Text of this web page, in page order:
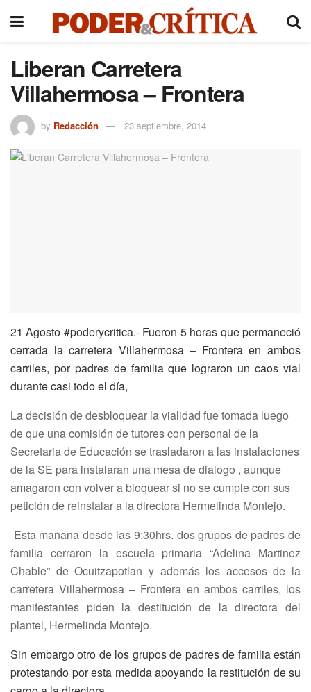
Liberan Carretera
Villahermosa – Frontera
by Redacción 23 septiembre, 2014
21 Agosto #poderycritica.- Fueron 5 horas que permaneció
cerrada la carretera Villahermosa – Frontera en ambos
carriles, por padres de familia que lograron un caos vial
durante casi todo el día,
La decisión de desbloquear la vialidad fue tomada luego
de que una comisión de tutores con personal de la
Secretaria de Educación se trasladaron a las instalaciones
de la SE para instalaran una mesa de dialogo , aunque
amagaron con volver a bloquear si no se cumple con sus
petición de reinstalar a la directora Hermelinda Montejo.
Esta mañana desde las 9:30hrs. dos grupos de padres de
familia cerraron la escuela primaria “Adelina Martinez
Chable” de Ocuitzapotlan y además los accesos de la
carretera Villahermosa – Frontera en ambos carriles, los
manifestantes piden la destitución de la directora del
plantel, Hermelinda Montejo.
Sin embargo otro de los grupos de padres de familia están
protestando por esta medida apoyando la restitución de su